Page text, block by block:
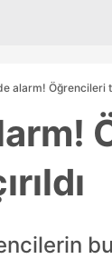
alarm! Öğrencileri